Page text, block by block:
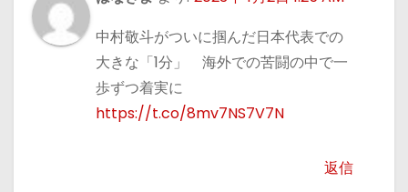
中村敬斗がついに掴んだ日本代表での
大きな「1分」 海外での苦闘の中で一
歩ずつ着実に
https://t.co/8mv7NS7V7N
返信